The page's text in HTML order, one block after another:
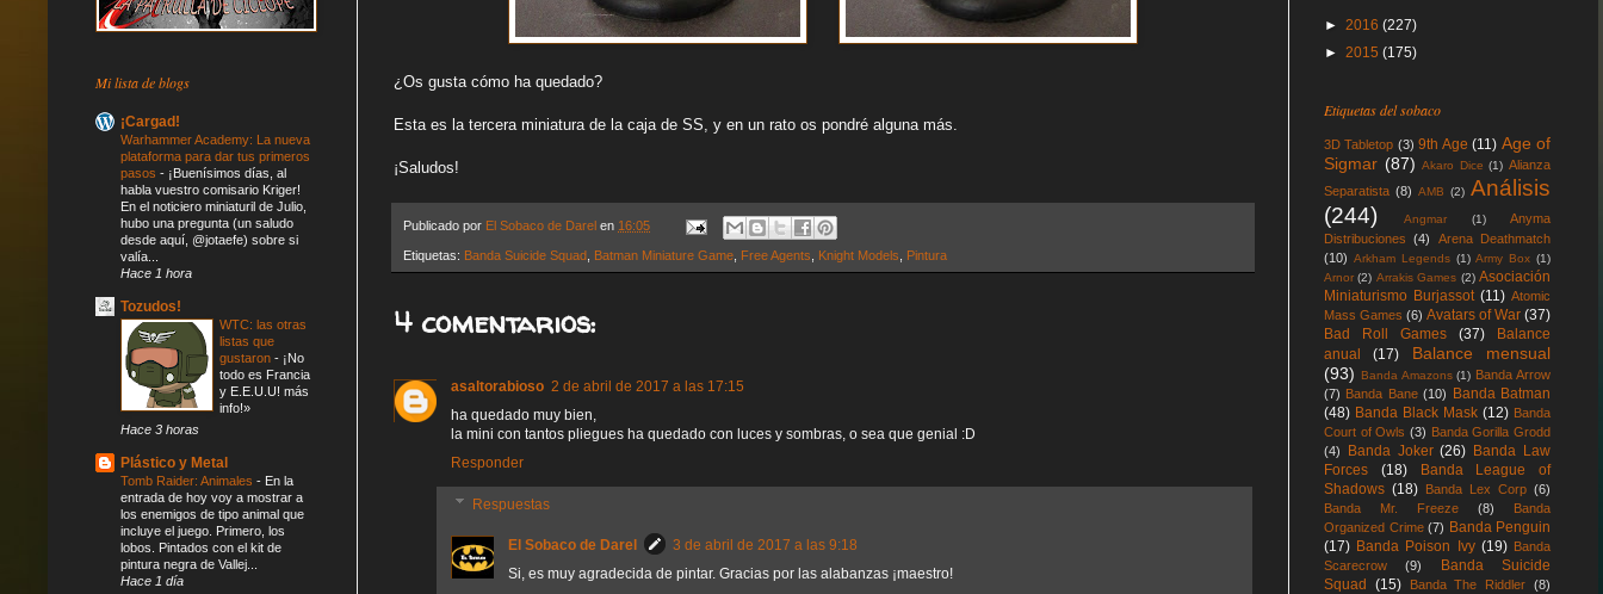
¿Os gusta cómo ha quedado?
Esta es la tercera miniatura de la caja de SS, y en un rato os pondré alguna más.
¡Saludos!
Publicado por El Sobaco de Darel en 16:05
Etiquetas: Banda Suicide Squad Batman Miniature Game Free Agents Knight Models Pintura
4 comentarios:
asaltorabioso 2 de abril de 2017 a las 17:15
ha quedado muy bien,
la mini con tantos pliegues ha quedado con luces y sombras, o sea que genial :D
Responder
Respuestas
El Sobaco de Darel
3 de abril de 2017 a las 9:18
Si, es muy agradecida de pintar. Gracias por las alabanzas ¡maestro!
Mi lista de blogs
¡Cargad!
Warhammer Academy: La nueva
plataforma para dar tus primeros
pasos - ¡Buenísimos días, al
habla vuestro comisario Kriger!
En el noticiero miniaturil de Julio,
hubo una pregunta (un saludo
desde aquí, @jotaefe) sobre si
valía...
Hace 1 hora
Tozudos!
WTC: las otras
listas que
gustaron - ¡No
todo es Francia
y E.E.U.U! más
info!»
Hace 3 horas
Plástico y Metal
Tomb Raider: Animales - En la
entrada de hoy voy a mostrar a
los enemigos de tipo animal que
incluye el juego. Primero, los
lobos. Pintados con el kit de
pintura negra de Vallej...
Hace 1 día
► 2016 (227)
► 2015 (175)
Etiquetas del sobaco
3D Tabletop (3) 9th Age (11) Age of
Sigmar (87) Akaro Dice (1) Alianza
Separatista (8) AMB (2) Análisis
(244)
Angmar (1)
Anyma
Distribuciones
(4)
Arena Deathmatch
(10) Arkham Legends (1) Army Box (1)
Arnor (2) Arrakis Games (2) Asociación
Miniaturismo Burjassot (11) Atomic
Mass Games (6) Avatars of War (37)
Bad Roll Games
(37)
Balance
anual
(17)
Balance mensual
(93)
Banda Amazons (1) Banda Arrow
(7) Banda Bane (10)
Banda Batman
(48) Banda Black Mask (12) Banda
Court of Owls (3) Banda Gorilla Grodd
(4)
Banda Joker (26) Banda Law
Forces
(18)
Banda League of
Shadows (18) Banda Lex Corp (6)
Banda Mr. Freeze
(8)
Banda
Organized Crime (7) Banda Penguin
(17) Banda Poison Ivy (19) Banda
Scarecrow
(9)
Banda Suicide
Squad
(15) Banda The Riddler (8)